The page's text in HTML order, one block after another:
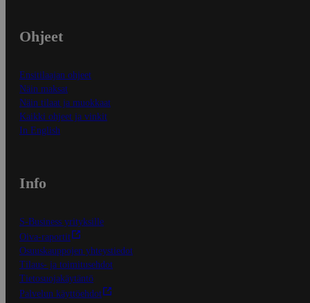
Ohjeet
Ensitilaajan ohjeet
Näin maksat
Näin tilaat ja muokkaat
Kaikki ohjeet ja vinkit
In English
Info
S-Business yrityksille
Oiva-raportit
Osuuskauppojen yhteystiedot
Tilaus- ja toimitusehdot
Tietosuojakäytäntö
Palvelun käyttöehdot